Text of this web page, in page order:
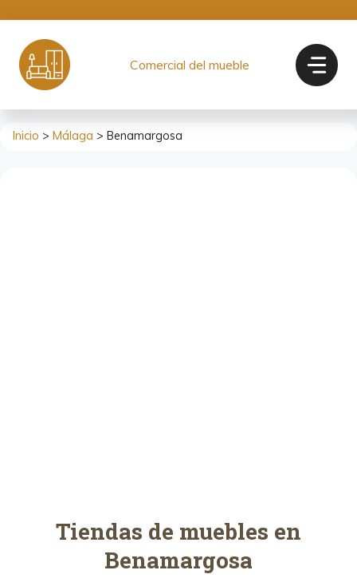
contenido
Comercial del mueble
Inicio > Málaga > Benamargosa
Tiendas de muebles en
Benamargosa